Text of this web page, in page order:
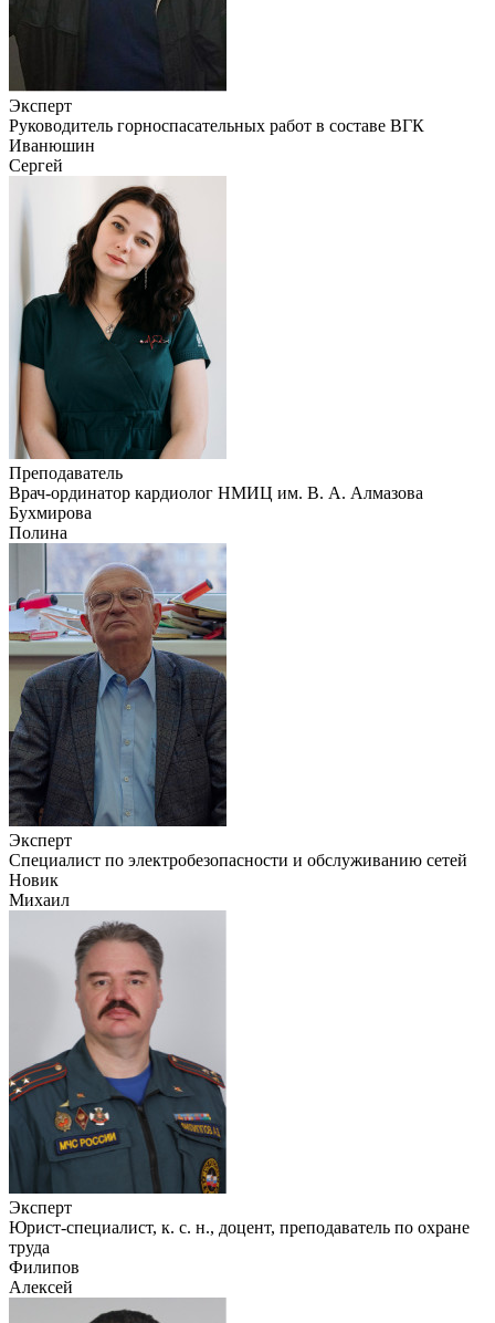
Эксперт
Руководитель горноспасательных работ в составе ВГК
Иванюшин
Сергей
Преподаватель
Врач-ординатор кардиолог НМИЦ им. В. А. Алмазова
Бухмирова
Полина
Эксперт
Специалист по электробезопасности и обслуживанию сетей
Новик
Михаил
Эксперт
Юрист-специалист, к. с. н., доцент, преподаватель по охране
труда
Филипов
Алексей